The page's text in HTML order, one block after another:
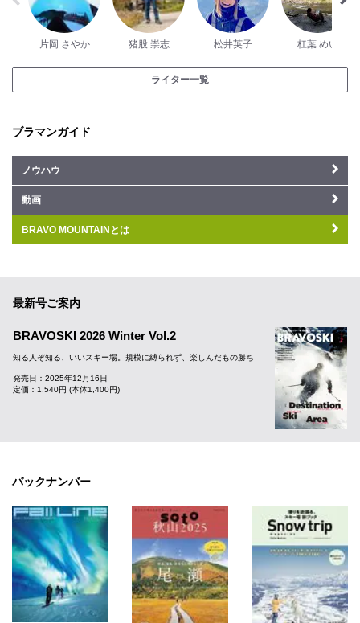
片岡 さやか 猪股 崇志 松井英子 杠葉 めい
ライター一覧
ブラマンガイド
ノウハウ
動画
BRAVO MOUNTAINとは
最新号ご案内
BRAVOSKI 2026 Winter Vol.2
知る人ぞ知る、いいスキー場。規模に縛られず、楽しんだもの勝ち
発売日：2025年12月16日
定価：1,540円 (本体1,400円)
バックナンバー